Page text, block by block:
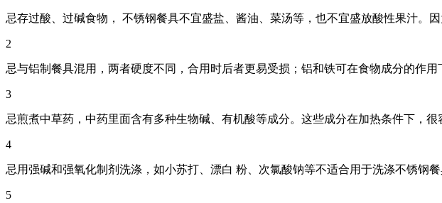
忌存过酸、过碱食物， 不锈钢餐具不宜盛盐、酱油、菜汤等，也不宜盛放酸性果汁。
2
忌与铝制餐具混用，两者硬度不同，合用时后者更易受损；铝和铁可在食物成分的作用
3
忌煎煮中草药，中药里面含有多种生物碱、有机酸等成分。这些成分在加热条件下，
4
忌用强碱和强氧化制剂洗涤，如小苏打、漂白 粉、次氯酸钠等不适合用于洗涤不锈钢
5